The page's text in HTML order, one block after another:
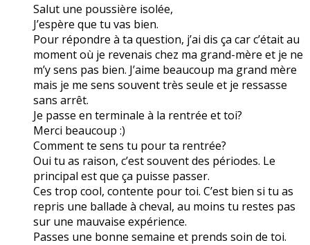
Salut une poussière isolée,
J’espère que tu vas bien.
Pour répondre à ta question, j’ai dis ça car c’était au
moment où je revenais chez ma grand-mère et je ne
m’y sens pas bien. J’aime beaucoup ma grand mère
mais je me sens souvent très seule et je ressasse
sans arrêt.
Je passe en terminale à la rentrée et toi?
Merci beaucoup :)
Comment te sens tu pour ta rentrée?
Oui tu as raison, c’est souvent des périodes. Le
principal est que ça puisse passer.
Ces trop cool, contente pour toi. C’est bien si tu as
repris une ballade à cheval, au moins tu restes pas
sur une mauvaise expérience.
Passes une bonne semaine et prends soin de toi.